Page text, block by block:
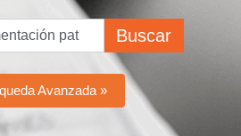
Buscar
Avanzada »